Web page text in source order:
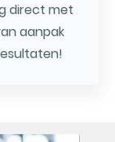
direct met
aanpak